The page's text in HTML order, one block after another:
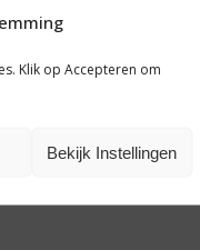
Klik op Accepteren om
Bekijk Instellingen